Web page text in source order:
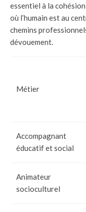
essentiel à la
où l’humain est au
chemins
dévouement.
Métier
Accompagnant
éducatif et social
Animateur
socioculturel